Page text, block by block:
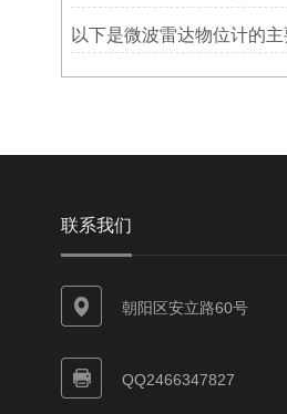
联系我们
朝阳区安立路60号
QQ2466347827